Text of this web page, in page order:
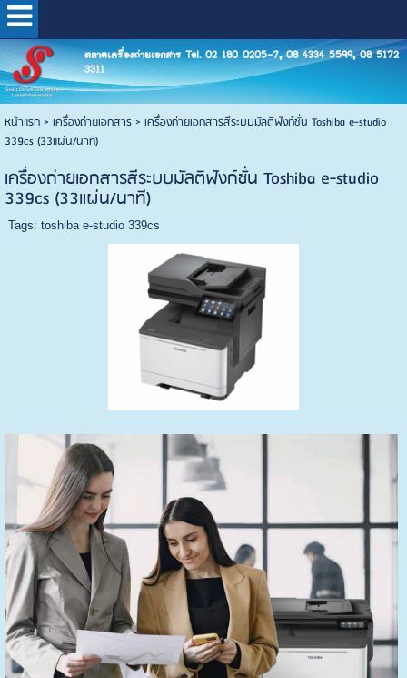
ตลาดเครื่องถ่ายเอกสาร Tel. 02 180 0205-7, 08 4334 5599, 08 5172
3311
หน้าแรก> เครื่องถ่ายเอกสาร> เครื่องถ่ายเอกสารสีระบบมัลติฟังก์ชั่น Toshiba e-studio
339cs (33แผ่น/นาที)
เครื่องถ่ายเอกสารสีระบบมัลติฟังก์ชั่น Toshiba e-studio
339cs (33แผ่น/นาที)
Tags: toshiba e-studio 339cs